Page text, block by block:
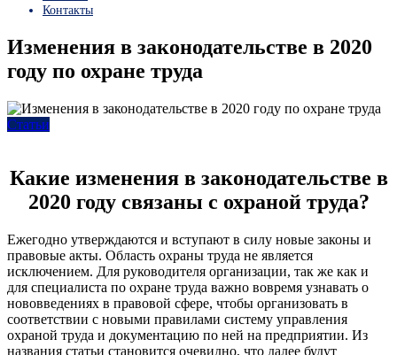
Контакты
Изменения в законодательстве в 2020
году по охране труда
Статьи
Какие изменения в законодательстве в
2020 году связаны с охраной труда?
Ежегодно утверждаются и вступают в силу новые законы и
правовые акты. Область охраны труда не является
исключением. Для руководителя организации, так же как и
для специалиста по охране труда важно вовремя узнавать о
нововведениях в правовой сфере, чтобы организовать в
соответствии с новыми правилами систему управления
охраной труда и документацию по ней на предприятии. Из
названия статьи становится очевидно, что далее будут